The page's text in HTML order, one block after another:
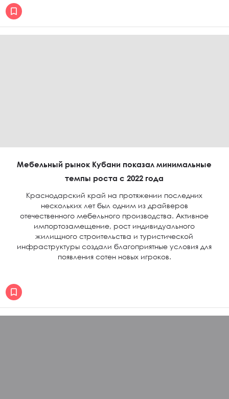
Мебельный рынок Кубани показал минимальные
темпы роста с 2022 года
Краснодарский край на протяжении последних
нескольких лет был одним из драйверов
отечественного мебельного производства. Активное
импортозамещение, рост индивидуального
жилищного строительства и туристической
инфраструктуры создали благоприятные условия для
появления сотен новых игроков.